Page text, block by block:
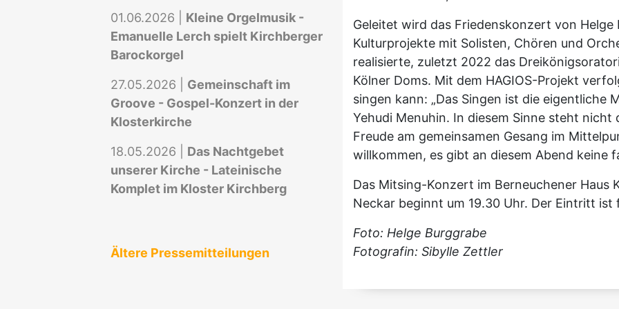
01.06.2026 | Kleine Orgelmusik -
Emanuelle Lerch spielt Kirchberger
Barockorgel
27.05.2026 | Gemeinschaft im
Groove - Gospel-Konzert in der
Klosterkirche
18.05.2026 | Das Nachtgebet
unserer Kirche - Lateinische
Komplet im Kloster Kirchberg
Ältere Pressemitteilungen
Geleitet wird das Friedenskonzert von
Kulturprojekte mit Solisten, Chören und
realisierte, zuletzt 2022 das
Kölner Doms. Mit dem HAGIOS-Projekt
singen kann: „Das Singen ist die eigentliche
Yehudi Menuhin. In diesem Sinne steht
Freude am gemeinsamen Gesang im
willkommen, es gibt an diesem Abend keine
Das Mitsing-Konzert im Berneuchener Haus
Neckar beginnt um 19.30 Uhr. Der Eintritt
Foto: Helge Burggrabe
Fotografin: Sibylle Zettler